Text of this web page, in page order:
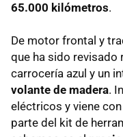
65.000 kilómetros.
De motor frontal y
que ha sido revisado
carrocería azul y un
volante de madera.
eléctricos y viene
parte del kit de